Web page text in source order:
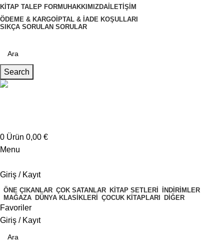
KITAP TALEP FORMUHAKKIMIZDA İLETIŞIM
ÖDEME & KARGO İPTAL & İADE KOŞULLARI
SIKÇA SORULAN SORULAR
Search
0 Ürün 0,00 €
Menu
Giriş / Kayıt
ÖNE ÇIKANLAR ÇOK SATANLAR KITAP SETLERI İNDIRIMLER
MAĞAZA DÜNYA KLASIKLERI ÇOCUK KITAPLARI DIĞER
Favoriler
Giriş / Kayıt